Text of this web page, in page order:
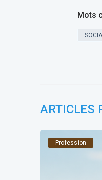
Mots
ARTICLES
Profession